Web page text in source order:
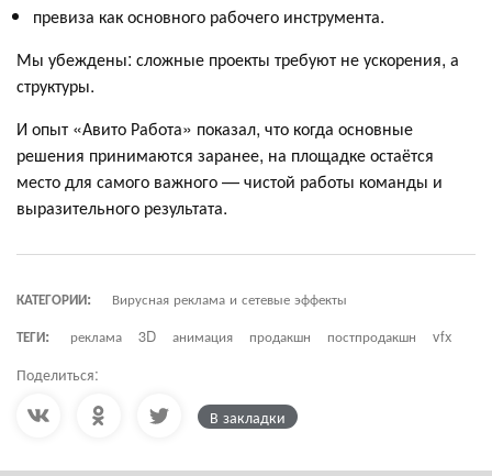
превиза как основного рабочего инструмента.
Мы убеждены: сложные проекты требуют не ускорения, а
структуры.
И опыт «Авито Работа» показал, что когда основные
решения принимаются заранее, на площадке остаётся
место для самого важного — чистой работы команды и
выразительного результата.
КАТЕГОРИИ:
Вирусная реклама и сетевые эффекты
ТЕГИ:
реклама 3D анимация продакшн постпродакшн vfx
Поделиться:
В закладки